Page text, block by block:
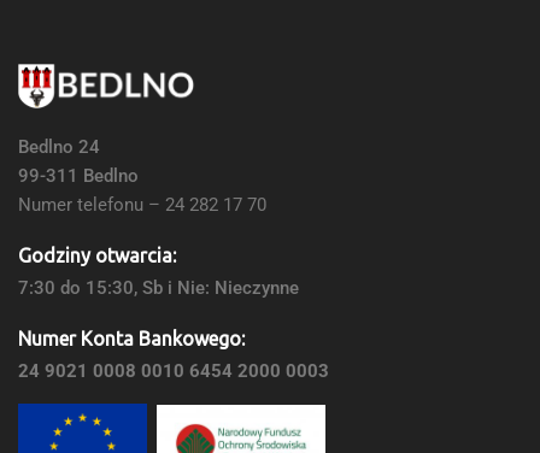
Bedlno 24
99-311 Bedlno
Numer telefonu – 24 282 17 70
Godziny otwarcia:
7:30 do 15:30, Sb i Nie: Nieczynne
Numer Konta Bankowego:
24 9021 0008 0010 6454 2000 0003